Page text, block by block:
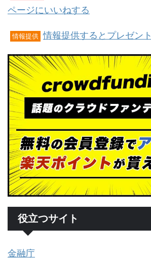
ページにいいねする
情報提供 情報提供するとプレゼント
役立つサイト
金融庁